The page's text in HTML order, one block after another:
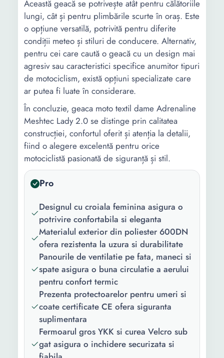
Această geacă se potrivește atât pentru călătoriile
lungi, cât și pentru plimbările scurte în oraș. Este
o opțiune versatilă, potrivită pentru diferite
condiții meteo și stiluri de conducere. Alternativ,
pentru cei care caută o geacă cu un design mai
agresiv sau caracteristici specifice anumitor tipuri
de motociclism, există opțiuni specializate care
ar putea fi luate în considerare.
În concluzie, geaca moto textil dame Adrenaline
Meshtec Lady 2.0 se distinge prin calitatea
construcției, confortul oferit și atenția la detalii,
fiind o alegere excelentă pentru orice
motociclistă pasionată de siguranță și stil.
Pro
Designul cu croiala feminina asigura o
potrivire confortabila si eleganta
Materialul exterior din poliester 600DN
ofera rezistenta la uzura si durabilitate
Panourile de ventilatie pe fata, maneci si
spate asigura o buna circulatie a aerului
pentru confort termic
Prezenta protectoarelor pentru umeri si
coate certificate CE ofera siguranta
suplimentara
Fermoarul gros YKK si curea Velcro sub
gat asigura o inchidere securizata si